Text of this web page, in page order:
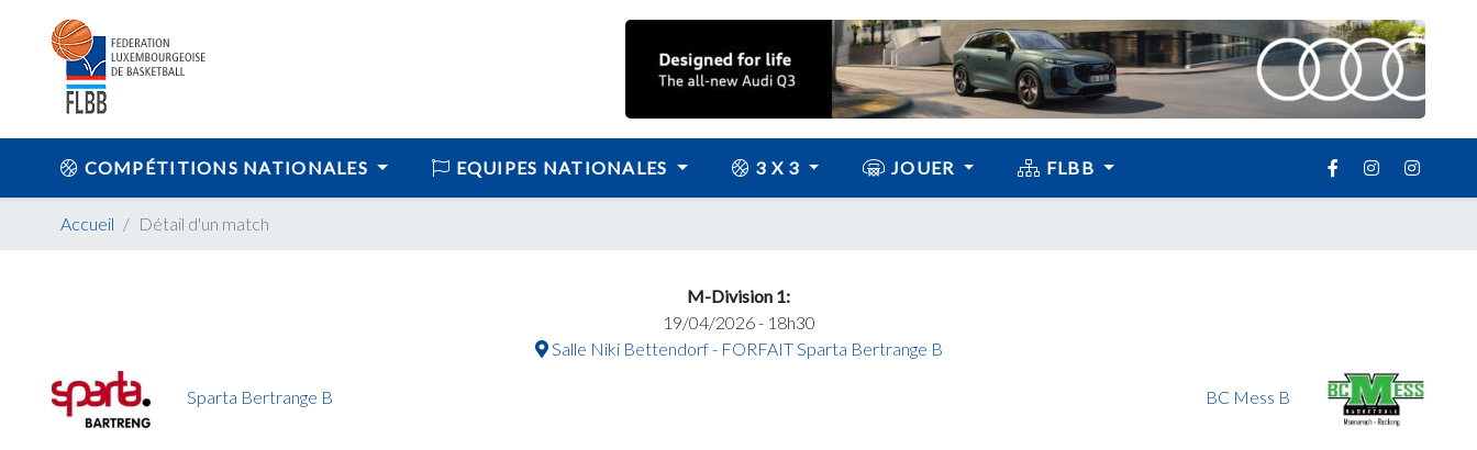
COMPÉTITIONS NATIONALES EQUIPES NATIONALES 3 X 3 JOUER FLBB
Accueil Détail d'un match
M-Division 1:
19/04/2026 - 18h30
Salle Niki Bettendorf - FORFAIT Sparta Bertrange B
Sparta Bertrange B BC Mess B